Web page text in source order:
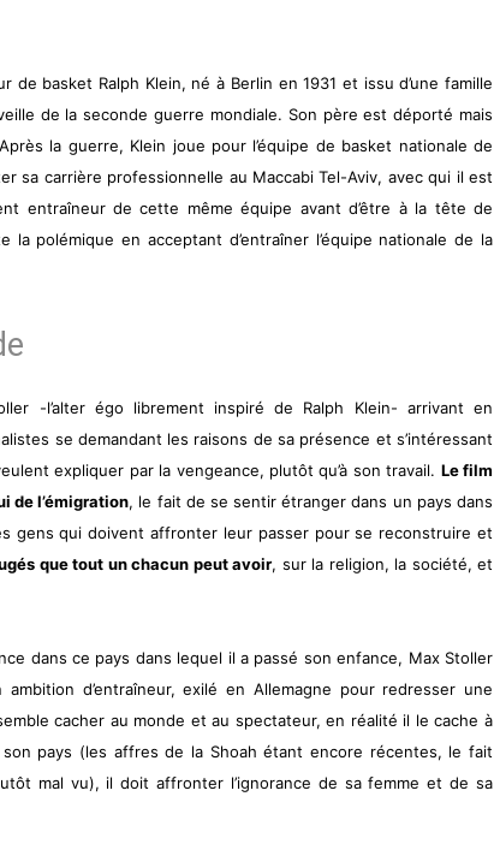
basket Ralph Klein, né à Berlin en 1931 et issu d’une famille
de la seconde guerre mondiale. Son père est déporté mais
la guerre, Klein joue pour l’équipe de basket nationale de
sa carrière professionnelle au Maccabi Tel-Aviv, avec qui il est
entraîneur de cette même équipe avant d’être à la tête de
la polémique en acceptant d’entraîner l’équipe nationale de la
-l’alter égo librement inspiré de Ralph Klein- arrivant en
se demandant les raisons de sa présence et s’intéressant
expliquer par la vengeance, plutôt qu’à son travail. Le film
de l’émigration, le fait de se sentir étranger dans un pays dans
gens qui doivent affronter leur passer pour se reconstruire et
que tout un chacun peut avoir, sur la religion, la société, et
dans ce pays dans lequel il a passé son enfance, Max Stoller
d’entraîneur, exilé en Allemagne pour redresser une
cacher au monde et au spectateur, en réalité il le cache à
pays (les affres de la Shoah étant encore récentes, le fait
mal vu), il doit affronter l’ignorance de sa femme et de sa